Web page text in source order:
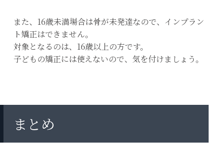
また、16歳未満場合は骨が未発達なので、インプラン
ト矯正はできません。
対象となるのは、16歳以上の方です。
子どもの矯正には使えないので、気を付けましょう。
まとめ